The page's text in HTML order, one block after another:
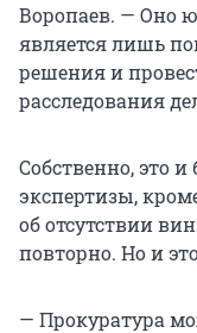
Воропаев. — Оно
является лишь
решения и
расследования
Собственно, это
экспертизы,
об отсутствии
повторно. Но и
— Прокуратура